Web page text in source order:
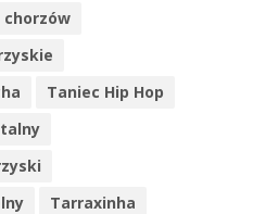
chorzów
Taniec Hip Hop
Tarraxinha